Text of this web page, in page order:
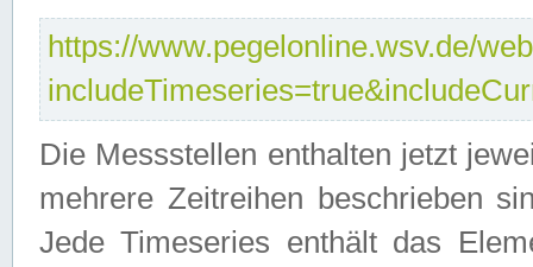
https://www.pegelonline.wsv.de/
Die Messstellen enthalten jetzt
mehrere Zeitreihen beschrieben
Jede Timeseries enthält das